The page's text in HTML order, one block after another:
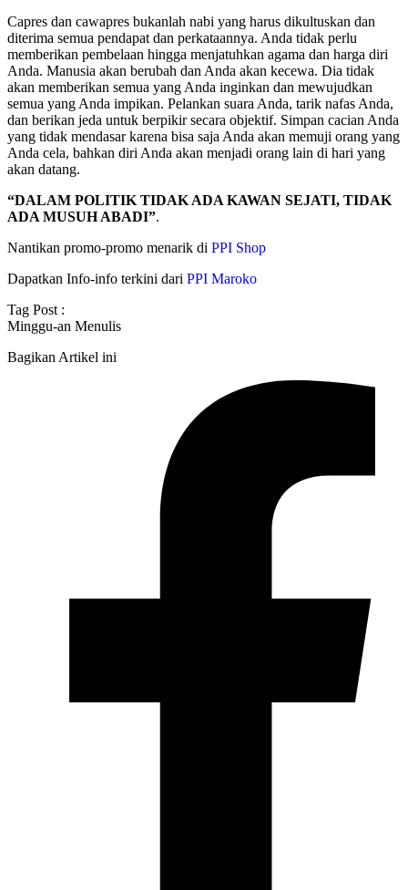
Capres dan cawapres bukanlah nabi yang harus dikultuskan dan
diterima semua pendapat dan perkataannya. Anda tidak perlu
memberikan pembelaan hingga menjatuhkan agama dan harga diri
Anda. Manusia akan berubah dan Anda akan kecewa. Dia tidak
akan memberikan semua yang Anda inginkan dan mewujudkan
semua yang Anda impikan. Pelankan suara Anda, tarik nafas Anda,
dan berikan jeda untuk berpikir secara objektif. Simpan cacian Anda
yang tidak mendasar karena bisa saja Anda akan memuji orang yang
Anda cela, bahkan diri Anda akan menjadi orang lain di hari yang
akan datang.
“DALAM POLITIK TIDAK ADA KAWAN SEJATI, TIDAK
ADA MUSUH ABADI”.
Nantikan promo-promo menarik di PPI Shop
Dapatkan Info-info terkini dari PPI Maroko
Tag Post :
Minggu-an Menulis
Bagikan Artikel ini